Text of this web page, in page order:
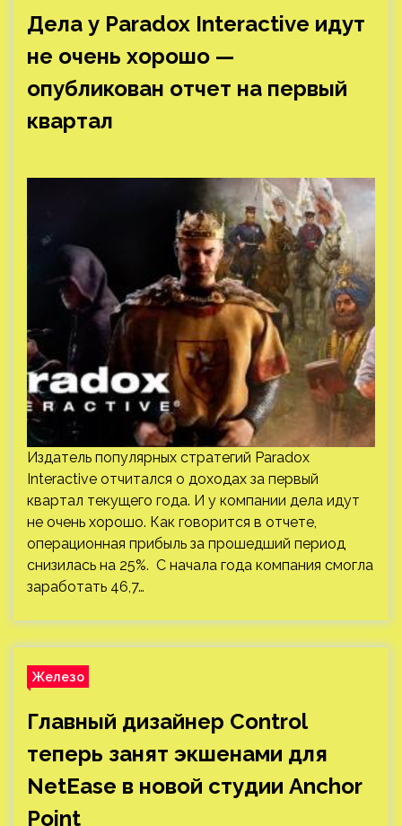
Дела у Paradox Interactive идут
не очень хорошо —
опубликован отчет на первый
квартал
Издатель популярных стратегий Paradox
Interactive отчитался о доходах за первый
квартал текущего года. И у компании дела идут
не очень хорошо. Как говорится в отчете,
операционная прибыль за прошедший период
снизилась на 25%. С начала года компания смогла
заработать 46,7…
Железо
Главный дизайнер Control
теперь занят экшенами для
NetEase в новой студии Anchor
Point